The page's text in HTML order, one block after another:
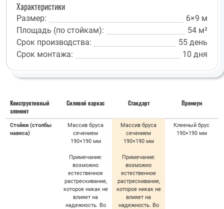
Характеристики
Размер:
6×9 м
Площадь (по стойкам):
54 м²
Срок производства:
55 день
Срок монтажа:
10 дня
Конструктивный
элемент
Силовой каркас Стандарт Премиум
Стойки (столбы
навеса)
Массив бруса
сечением
190×190 мм
Примечание:
возможно
естественное
растрескивание,
которое никак не
влияет на
надежность. Во
Массив бруса
сечением
190×190 мм
Примечание:
возможно
естественное
растрескивание,
которое никак не
влияет на
надежность. Во
Клееный брус
190×190 мм